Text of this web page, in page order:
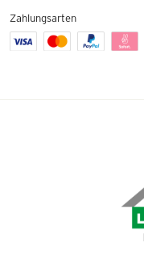
Zahlungsarten